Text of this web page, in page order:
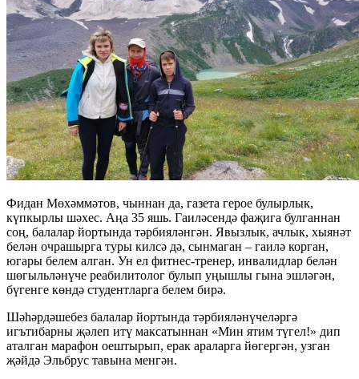
Фидан Мөхәммәтов, чыннан да, газета герое булырлык,
күпкырлы шәхес. Аңа 35 яшь. Гаиләсендә фаҗига булганнан
соң, балалар йортында тәрбияләнгән. Явызлык, ачлык, хыянәт
белән очрашырга туры килсә дә, сынмаган – гаилә корган,
югары белем алган. Ун ел фитнес-тренер, инвалидлар белән
шөгыльләнүче реабилитолог булып уңышлы гына эшләгән,
бүгенге көндә студентларга белем бирә.
Шәһәрдәшебез балалар йортында тәрбияләнүчеләргә
игътибарны җәлеп итү максатыннан «Мин ятим түгел!» дип
аталган марафон оештырып, ерак араларга йөгергән, узган
җәйдә Эльбрус тавына менгән.